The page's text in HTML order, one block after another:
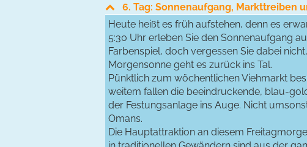
6. Tag: Sonnenaufgang, Markttreiben
Heute heißt es früh aufstehen, denn es
5:30 Uhr erleben Sie den Sonnenaufgang
Farbenspiel, doch vergessen Sie dabei
Morgensonne geht es zurück ins Tal.
Pünktlich zum wöchentlichen Viehmarkt
weitem fallen die beeindruckende, blau-
der Festungsanlage ins Auge. Nicht
Omans.
Die Hauptattraktion an diesem